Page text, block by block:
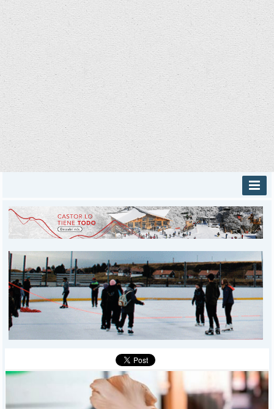
INICIO
PROVINCIALES
DEPORTES
POLICIALES
I-DIARIO
MÁS
BÚSQUEDA